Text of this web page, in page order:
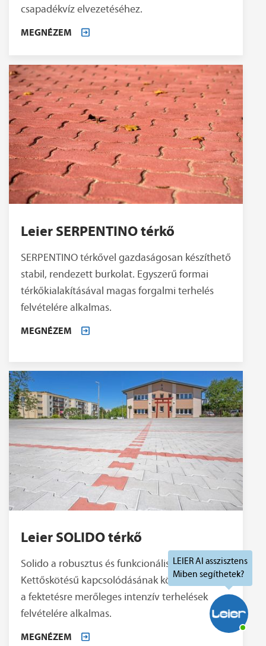
csapadékvíz elvezetéséhez.
MEGNÉZEM
Leier SERPENTINO térkő
SERPENTINO térkővel gazdaságosan készíthető
stabil, rendezett burkolat. Egyszerű formai
térkőkialakításával magas forgalmi terhelés
felvételére alkalmas.
MEGNÉZEM
Leier SOLIDO térkő
Solido a robusztus és funkcionális térkő.
Kettőskötésű kapcsolódásának köszönhetően
a fektetésre merőleges intenzív terhelések
felvételére alkalmas.
MEGNÉZEM